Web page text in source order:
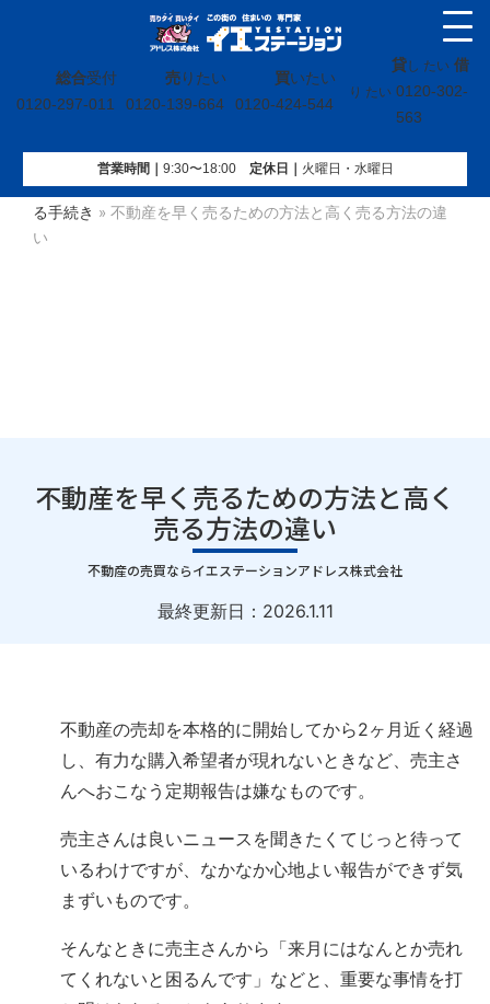
総合受付
0120-297-011
売りたい
0120-139-664
買いたい
0120-424-544
貸し たい 借
り たい 0120-302-
563
営業時間｜ 9:30〜18:00定休⽇｜ 火曜⽇・水曜⽇
イエステーション»不動産売却コラム»【売】不動産に関す
る手続き » 不動産を早く売るための方法と高く売る方法の違
い
不動産を早く売るための方法と高く
売る方法の違い
｜
不動産の売買ならイエステーションアドレス株式会社
最終更新日： 2026.1.11
不動産の売却を本格的に開始してから2ヶ月近く経過
し、有力な購入希望者が現れないときなど、売主さ
んへおこなう定期報告は嫌なものです。
売主さんは良いニュースを聞きたくてじっと待って
いるわけですが、なかなか心地よい報告ができず気
まずいものです。
そんなときに売主さんから「来月にはなんとか売れ
てくれないと困るんです」などと、重要な事情を打